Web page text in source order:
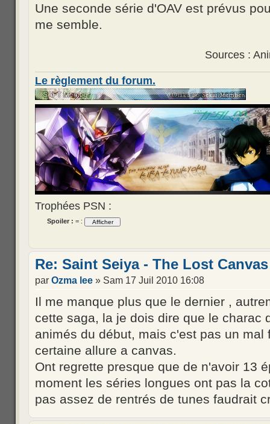
Une seconde série d'OAV est prévus
me semble.
Sources :
Le règlement du forum.
Trophées PSN :
Spoiler : = :
Re: Saint Seiya - The Lost Canvas
par Ozma lee » Sam 17 Juil 2010 16:08
Il me manque plus que le dernier ,
cette saga, la je dois dire que le charac
animés du début, mais c'est pas un mal
certaine allure a canvas.
Ont regrette presque que de n'avoir 13
moment les séries longues ont pas la
pas assez de rentrés de tunes faudrait